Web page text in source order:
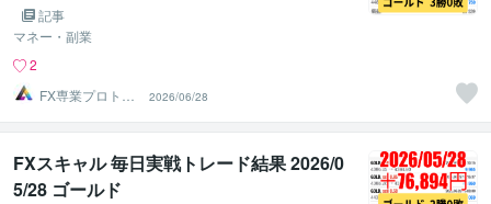
記事
マネー・副業
2
FX専業プロトレ
ーダーのAチーム
2026/06/28
FXスキャル 毎日実戦トレード結果 2026/0
5/28 ゴールド